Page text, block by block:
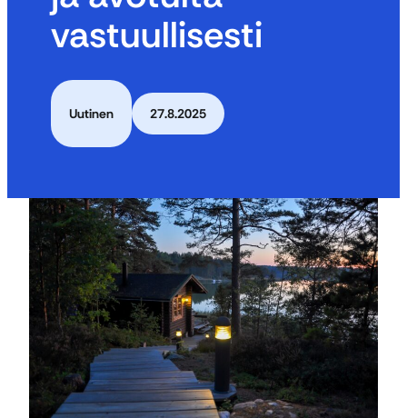
vastuullisesti
Uutinen 27.8.2025